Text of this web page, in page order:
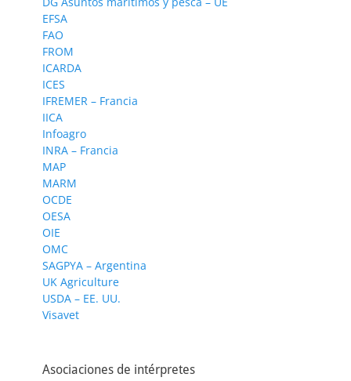
EFSA
FAO
FROM
ICARDA
ICES
IFREMER – Francia
IICA
Infoagro
INRA – Francia
MAP
MARM
OCDE
OESA
OIE
OMC
SAGPYA – Argentina
UK Agriculture
USDA – EE. UU.
Visavet
Asociaciones de intérpretes